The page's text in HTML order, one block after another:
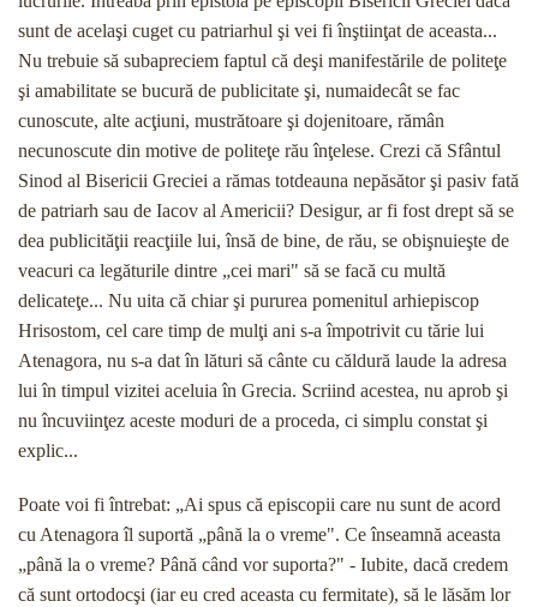
sunt de acelaşi cuget cu patriarhul şi vei fi înştiinţat de aceasta...
Nu trebuie să subapreciem faptul că deşi manifestările de polite­ţe
şi amabilitate se bucură de publicitate şi, numai­decât se fac
cunoscute, alte acţiuni, mustrătoare şi dojenitoare, rămân
necunoscute din motive de poli­teţe rău înţelese. Crezi că Sfântul
Sinod al Bisericii Greciei a rămas totdeauna nepăsător şi pasiv fată
de patriarh sau de Iacov al Americii? Desigur, ar fi fost drept să se
dea publicităţii reacţiile lui, însă de bine, de rău, se obişnuieşte de
veacuri ca legăturile dintre „cei mari" să se facă cu multă
delicateţe... Nu uita că chiar şi pururea pomenitul arhiepiscop
Hrisostom, cel care timp de mulţi ani s-a împotrivit cu tărie lui
Atenagora, nu s-a dat în lături să cânte cu căldură la­ude la adresa
lui în timpul vizitei aceluia în Grecia. Scriind acestea, nu aprob şi
nu încuviinţez aceste moduri de a proceda, ci simplu constat şi
explic...
Poate voi fi întrebat: „Ai spus că episcopii care nu sunt de acord
cu Atenagora îl suportă „până la o vreme". Ce înseamnă aceasta
„până la o vreme? Până când vor suporta?" - Iubite, dacă credem
că sunt ortodocşi (iar eu cred aceasta cu fermitate), să le lăsăm lor